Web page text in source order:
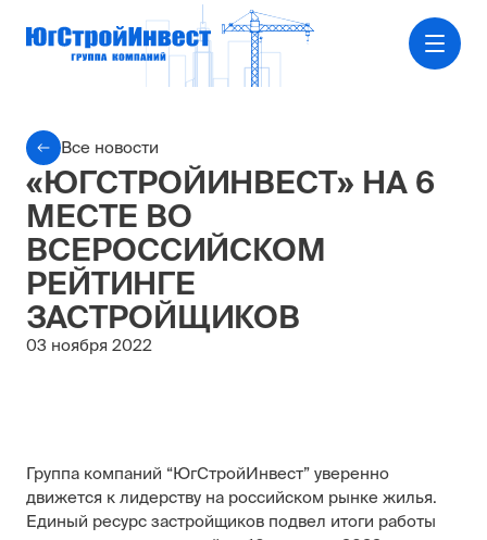
Все новости
«ЮГСТРОЙИНВЕСТ» НА 6
МЕСТЕ ВО
ВСЕРОССИЙСКОМ
РЕЙТИНГЕ
ЗАСТРОЙЩИКОВ
03 ноября 2022
Группа компаний “ЮгСтройИнвест” уверенно
движется к лидерству на российском рынке жилья.
Единый ресурс застройщиков подвел итоги работы